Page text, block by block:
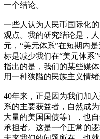
一个结论。
一些人认为人民币国际化
观点。我的研究结论是，
元，“美元体系”在短期内
标是减少我们在“美元体系
指出的是，我们的某些媒
用一种狭隘的民族主义情绪
40年来，正是因为我们加
系的主要获益者，自然成
大量的美国国债等），也
承担者。这是一个正常的